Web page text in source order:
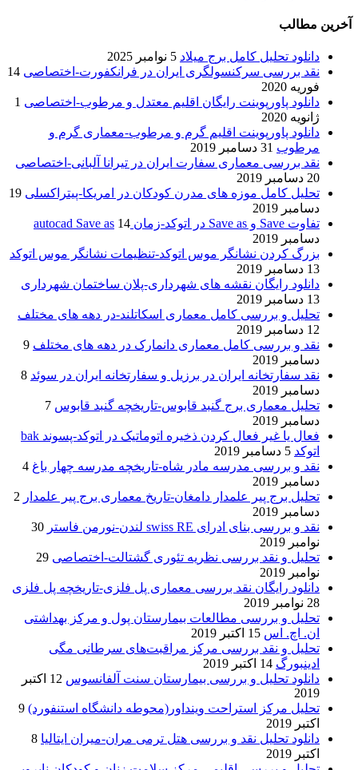
آخرین مطالب
دانلود تحلیل کامل برج میلاد 5 نوامبر 2025
نقد بررسی سرکنسولگری ایران در فرانکفورت-اختصاصی 14
فوریه 2020
دانلود پاورپوینت رایگان اقلیم معتدل و مرطوب-اختصاصی 1
ژانویه 2020
دانلود پاورپوینت اقلیم گرم و مرطوب-معماری گرم و
مرطوب 31 دسامبر 2019
نقد بررسی معماری سفارت ایران در تیرانا آلبانی-اختصاصی
20 دسامبر 2019
تحلیل کامل موزه های مدرن کودکان در امریکا-پیتراکسلی 19
دسامبر 2019
تفاوت Save و Save as در اتوکد-زمان autocad Save as
14
دسامبر 2019
بزرگ کردن نشانگر موس اتوکد-تنظیمات نشانگر موس اتوکد
13 دسامبر 2019
دانلود رایگان نقشه های شهرداری-پلان ساختمان شهرداری
13 دسامبر 2019
تحلیل و بررسی کامل معماری اسکاتلند-در دهه های مختلف
12 دسامبر 2019
نقد و بررسی کامل معماری دانمارک در دهه های مختلف 9
دسامبر 2019
نقد سفارتخانه ایران در برزیل و سفارتخانه ایران در سوئد 8
دسامبر 2019
تحلیل معماری برج گنبد قابوس-تاریخچه گنبد قابوس 7
دسامبر 2019
فعال یا غیر فعال کردن ذخیره اتوماتیک در اتوکد-پسوند bak
اتوکد 5 دسامبر 2019
نقد و بررسی مدرسه مادر شاه-تاریخچه مدرسه چهار باغ 4
دسامبر 2019
تحلیل برج پیر علمدار دامغان-تاریخ معماری برج پیر علمدار 2
دسامبر 2019
نقد و بررسی بنای ادرای swiss RE لندن-نورمن فاستر
30
نوامبر 2019
تحلیل و نقد بررسی نظریه تئوری گشتالت-اختصاصی 29
نوامبر 2019
دانلود رایگان نقد بررسی معماری پل فلزی-تاریخچه پل فلزی
28 نوامبر 2019
تحلیل و بررسی مطالعات بیمارستان پول و مرکز بهداشتی
ان. اچ. اس 15 اکتبر 2019
تحلیل و نقد بررسی مرکز مراقبت‌های سرطانی مگی
ادینبورگ 14 اکتبر 2019
دانلود تحلیل و بررسی بیمارستان سنت آلفانسوس
12 اکتبر
2019
تحلیل مرکز استراحت وینداور(محوطه دانشگاه استنفورد) 9
اکتبر 2019
دانلود تحلیل نقد و بررسی هتل ترمی مران-میران ایتالیا 8
اکتبر 2019